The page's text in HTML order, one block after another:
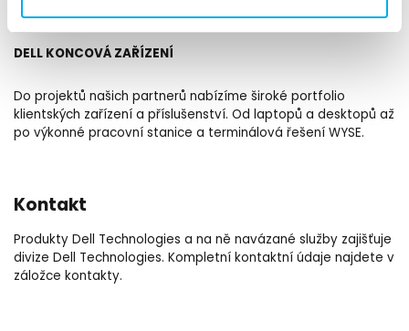
VMware VeloCloud, Versa, ADVA.
DELL KONCOVÁ ZAŘÍZENÍ
Do projektů našich partnerů nabízíme široké portfolio
klientských zařízení a příslušenství. Od laptopů a desktopů až
po výkonné pracovní stanice a terminálová řešení WYSE.
Kontakt
Produkty Dell Technologies a na ně navázané služby zajišťuje
divize Dell Technologies. Kompletní kontaktní údaje najdete v
záložce kontakty.